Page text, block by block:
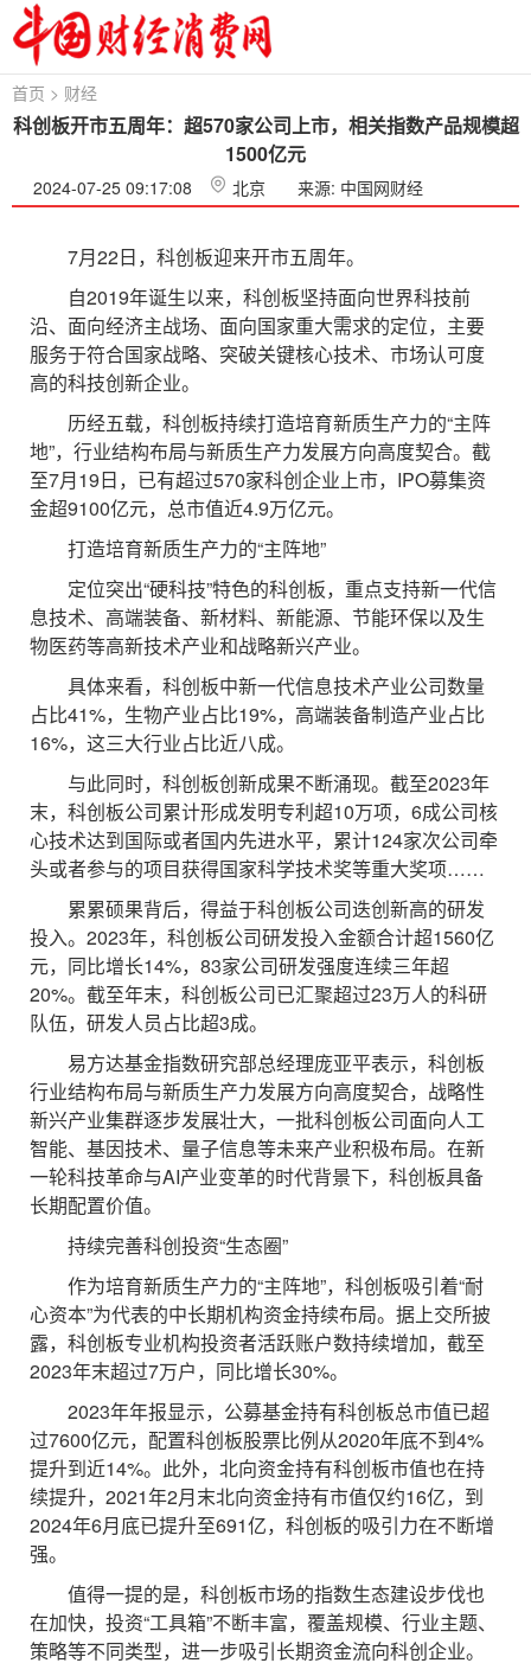
首页 > 财经
科创板开市五周年：超570家公司上市，相关指数产品规模超
1500亿元
2024-07-25 09:17:08 北京 来源: 中国网财经
7月22日，科创板迎来开市五周年。
自2019年诞生以来，科创板坚持面向世界科技前
沿、面向经济主战场、面向国家重大需求的定位，主要
服务于符合国家战略、突破关键核心技术、市场认可度
高的科技创新企业。
历经五载，科创板持续打造培育新质生产力的“主阵
地”，行业结构布局与新质生产力发展方向高度契合。截
至7月19日，已有超过570家科创企业上市，IPO募集资
金超9100亿元，总市值近4.9万亿元。
打造培育新质生产力的“主阵地”
定位突出“硬科技”特色的科创板，重点支持新一代信
息技术、高端装备、新材料、新能源、节能环保以及生
物医药等高新技术产业和战略新兴产业。
具体来看，科创板中新一代信息技术产业公司数量
占比41%，生物产业占比19%，高端装备制造产业占比
16%，这三大行业占比近八成。
与此同时，科创板创新成果不断涌现。截至2023年
末，科创板公司累计形成发明专利超10万项，6成公司核
心技术达到国际或者国内先进水平，累计124家次公司牵
头或者参与的项目获得国家科学技术奖等重大奖项……
累累硕果背后，得益于科创板公司迭创新高的研发
投入。2023年，科创板公司研发投入金额合计超1560亿
元，同比增长14%，83家公司研发强度连续三年超
20%。截至年末，科创板公司已汇聚超过23万人的科研
队伍，研发人员占比超3成。
易方达基金指数研究部总经理庞亚平表示，科创板
行业结构布局与新质生产力发展方向高度契合，战略性
新兴产业集群逐步发展壮大，一批科创板公司面向人工
智能、基因技术、量子信息等未来产业积极布局。在新
一轮科技革命与AI产业变革的时代背景下，科创板具备
长期配置价值。
持续完善科创投资“生态圈”
作为培育新质生产力的“主阵地”，科创板吸引着“耐
心资本”为代表的中长期机构资金持续布局。据上交所披
露，科创板专业机构投资者活跃账户数持续增加，截至
2023年末超过7万户，同比增长30%。
2023年年报显示，公募基金持有科创板总市值已超
过7600亿元，配置科创板股票比例从2020年底不到4%
提升到近14%。此外，北向资金持有科创板市值也在持
续提升，2021年2月末北向资金持有市值仅约16亿，到
2024年6月底已提升至691亿，科创板的吸引力在不断增
强。
值得一提的是，科创板市场的指数生态建设步伐也
在加快，投资“工具箱”不断丰富，覆盖规模、行业主题、
策略等不同类型，进一步吸引长期资金流向科创企业。